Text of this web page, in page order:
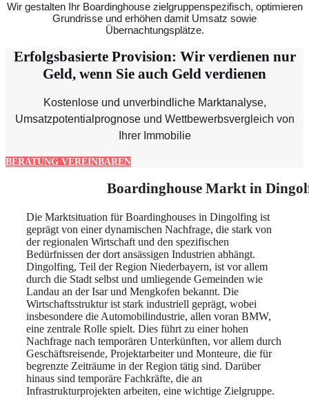
Wir gestalten Ihr Boardinghouse zielgruppenspezifisch, optimieren
Grundrisse und erhöhen damit Umsatz sowie
Übernachtungsplätze.
Erfolgsbasierte Provision: Wir verdienen nur
Geld, wenn Sie auch Geld verdienen
Kostenlose und unverbindliche Marktanalyse,
Umsatzpotentialprognose und Wettbewerbsvergleich von
Ihrer Immobilie
BERATUNG VEREINBAREN
Boardinghouse Markt in
Die Marktsituation für Boardinghouses in Dingolfing ist
geprägt von einer dynamischen Nachfrage, die stark von
der regionalen Wirtschaft und den spezifischen
Bedürfnissen der dort ansässigen Industrien abhängt.
Dingolfing, Teil der Region Niederbayern, ist vor allem
durch die Stadt selbst und umliegende Gemeinden wie
Landau an der Isar und Mengkofen bekannt. Die
Wirtschaftsstruktur ist stark industriell geprägt, wobei
insbesondere die Automobilindustrie, allen voran BMW,
eine zentrale Rolle spielt. Dies führt zu einer hohen
Nachfrage nach temporären Unterkünften, vor allem durch
Geschäftsreisende, Projektarbeiter und Monteure, die für
begrenzte Zeiträume in der Region tätig sind. Darüber
hinaus sind temporäre Fachkräfte, die an
Infrastrukturprojekten arbeiten, eine wichtige Zielgruppe.